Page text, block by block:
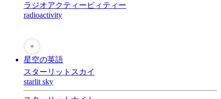
ラジオアクティービィティー
radioactivity
♥
星空の英語
スターリットスカイ
starlit sky